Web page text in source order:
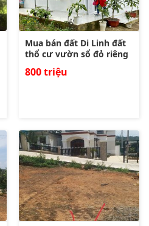
Mua bán đất Di Linh đất
thổ cư vườn sổ đỏ riêng
800 triệu